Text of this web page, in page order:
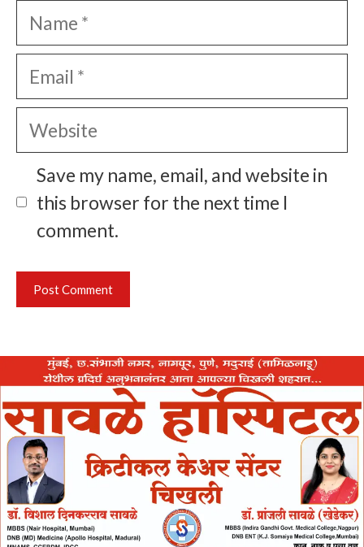
Name
Email
Website
Save my name, email, and website in
this browser for the next time I
comment.